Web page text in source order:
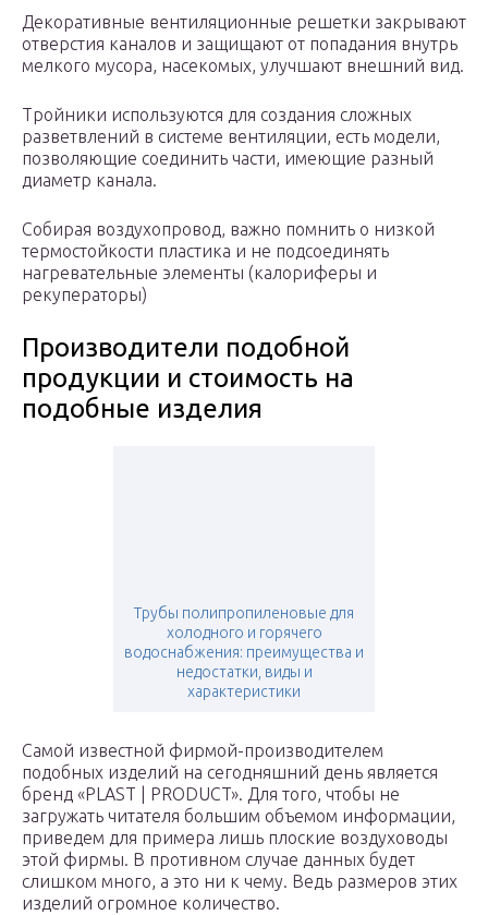
Декоративные вентиляционные решетки закрывают
отверстия каналов и защищают от попадания внутрь
мелкого мусора, насекомых, улучшают внешний вид.
Тройники используются для создания сложных
разветвлений в системе вентиляции, есть модели,
позволяющие соединить части, имеющие разный
диаметр канала.
Собирая воздухопровод, важно помнить о низкой
термостойкости пластика и не подсоединять
нагревательные элементы (калориферы и
рекуператоры)
Производители подобной
продукции и стоимость на
подобные изделия
Трубы полипропиленовые для
холодного и горячего
водоснабжения: преимущества и
недостатки, виды и
характеристики
Самой известной фирмой-производителем
подобных изделий на сегодняшний день является
бренд «PLAST | PRODUCT». Для того, чтобы не
загружать читателя большим объемом информации,
приведем для примера лишь плоские воздуховоды
этой фирмы. В противном случае данных будет
слишком много, а это ни к чему. Ведь размеров этих
изделий огромное количество.